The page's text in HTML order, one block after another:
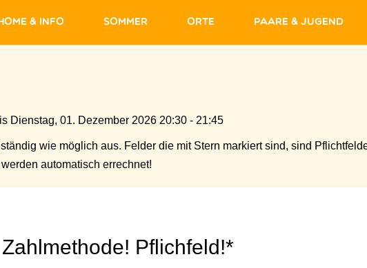
& Info Sommer Orte Paare & Jugend
Dienstag, 01. Dezember 2026 20:30 - 21:45
wie möglich aus. Felder die mit Stern markiert sind, sind
automatisch errechnet!
Pflichfeld!*